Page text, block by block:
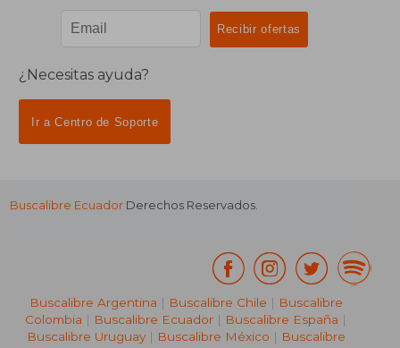
¿Necesitas ayuda?
Ir a Centro de Soporte
Buscalibre Ecuador Derechos Reservados.
Buscalibre Argentina | Buscalibre Chile | Buscalibre
Colombia | Buscalibre Ecuador | Buscalibre España |
Buscalibre Uruguay| Buscalibre México | Buscalibre